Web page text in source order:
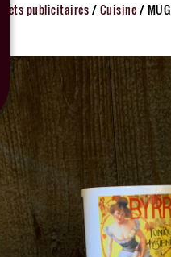
Objets publicitaires/Cuisine/ MUG